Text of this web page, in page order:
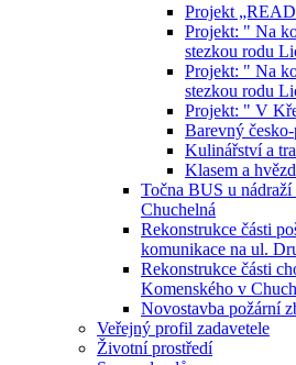
Projekt
Projekt: " Na
stezkou rodu
Projekt: " Na
stezkou rodu
Projekt: " V
Barevný
Kulinářství a
Klasem a
Točna BUS u
Chuchelná
Rekonstrukce části
komunikace na ul.
Rekonstrukce části
Komenského v
Novostavba požární
Veřejný profil zadavetele
Životní prostředí